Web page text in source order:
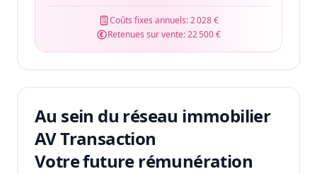
Coûts fixes annuels:2 028 €
Retenues sur vente:22 500 €
Au sein du réseau immobilier
AV Transaction
Votre future rémunération